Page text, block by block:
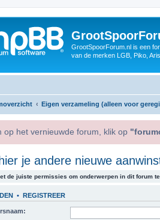
GrootSpoorForum.nl is een
van de merken LGB, Piko,
Eigen verzameling (alleen voor
op het vernieuwde forum, klik op
je andere nieuwe
de juiste permissies om onderwerpen in dit forum te
• REGISTREER